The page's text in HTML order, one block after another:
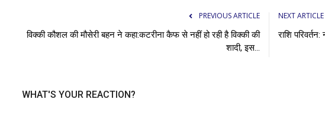
PREVIOUS ARTICLE
विक्की कौशल की मौसेरी बहन ने कहा:कटरीना कैफ से नहीं हो रही है विक्की की
शादी, इस...
NEXT ARTICLE
राशि
WHAT'S YOUR REACTION?